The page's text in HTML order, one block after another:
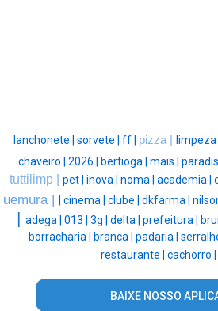
lanchonete | sorvete | ff | pizza | limpeza |
chaveiro | 2026 | bertioga | mais |
tuttilimp | pet | inova | noma | academia |
uemura | cinema | clube | dkfarma |
| adega | 013 | 3g | delta | prefeitura |
borracharia |
branca | padaria |
restaurante | cachorro |
BAIXE NOSSO